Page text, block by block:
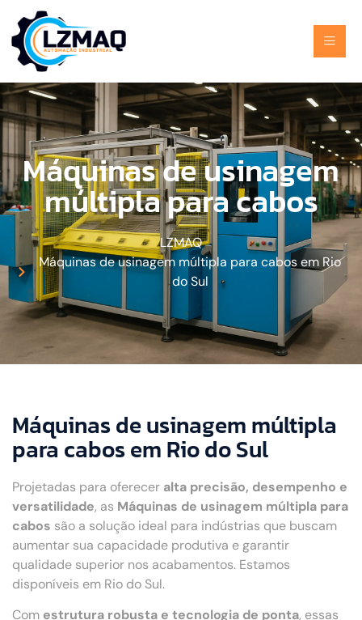
Máquinas de usinagem
múltipla para cabos
LZMAQ
Máquinas de usinagem múltipla para cabos em Rio
do Sul
Máquinas de usinagem múltipla
para cabos em Rio do Sul
Projetadas para oferecer alta precisão, desempenho e
versatilidade, as Máquinas de usinagem múltipla para
cabos são a solução ideal para indústrias que buscam
aumentar sua capacidade produtiva e garantir
qualidade superior nos acabamentos. Estamos
disponíveis em Rio do Sul.
Com estrutura robusta e tecnologia de ponta, essas